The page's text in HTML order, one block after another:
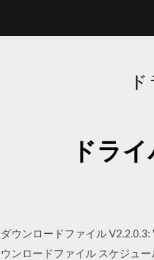
ドラ
ダウンロードファイル
ウンロードファイル スケジュ